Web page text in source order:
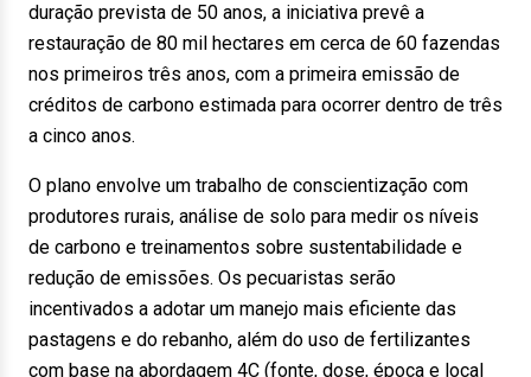
duração prevista de 50 anos, a iniciativa prevê a
restauração de 80 mil hectares em cerca de 60 fazendas
nos primeiros três anos, com a primeira emissão de
créditos de carbono estimada para ocorrer dentro de três
a cinco anos.
O plano envolve um trabalho de conscientização com
produtores rurais, análise de solo para medir os níveis
de carbono e treinamentos sobre sustentabilidade e
redução de emissões. Os pecuaristas serão
incentivados a adotar um manejo mais eficiente das
pastagens e do rebanho, além do uso de fertilizantes
com base na abordagem 4C (fonte, dose, época e local